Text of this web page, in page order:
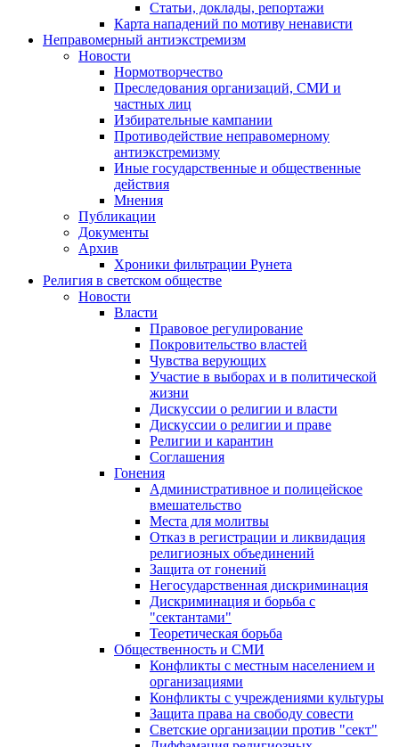
Статьи, доклады, репортажи
Карта нападений по мотиву ненависти
Неправомерный антиэкстремизм
Новости
Нормотворчество
Преследования организаций, СМИ и
частных лиц
Избирательные кампании
Противодействие неправомерному
антиэкстремизму
Иные государственные и общественные
действия
Мнения
Публикации
Документы
Архив
Хроники фильтрации Рунета
Религия в светском обществе
Новости
Власти
Правовое регулирование
Покровительство властей
Чувства верующих
Участие в выборах и в политической
жизни
Дискуссии о религии и власти
Дискуссии о религии и праве
Религии и карантин
Соглашения
Гонения
Административное и полицейское
вмешательство
Места для молитвы
Отказ в регистрации и ликвидация
религиозных объединений
Защита от гонений
Негосударственная дискриминация
Дискриминация и борьба с
"сектантами"
Теоретическая борьба
Общественность и СМИ
Конфликты с местным населением и
организациями
Конфликты с учреждениями культуры
Защита права на свободу совести
Светские организации против "сект"